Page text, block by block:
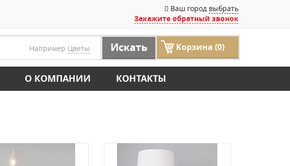
Ваш город выбрать
Закажите обратный звонок
Например Цветы Искать Корзина (0)
О КОМПАНИИ КОНТАКТЫ